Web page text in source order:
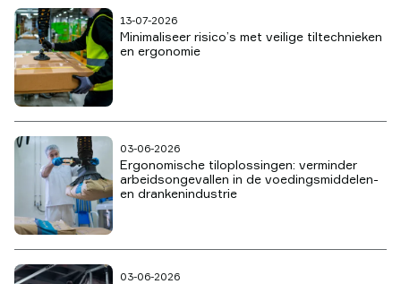
13-07-2026
Minimaliseer risico’s met veilige tiltechnieken
en ergonomie
03-06-2026
Ergonomische tiloplossingen: verminder
arbeidsongevallen in de voedingsmiddelen-
en drankenindustrie
03-06-2026